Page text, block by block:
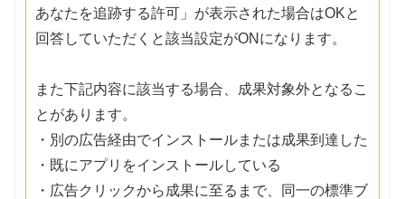
あなたを追跡する許可」が表示された場合はOKと
回答していただくと該当設定がONになります。
また下記内容に該当する場合、成果対象外となるこ
とがあります。
・別の広告経由でインストールまたは成果到達した
・既にアプリをインストールしている
・広告クリックから成果に至るまで、同一の標準ブ